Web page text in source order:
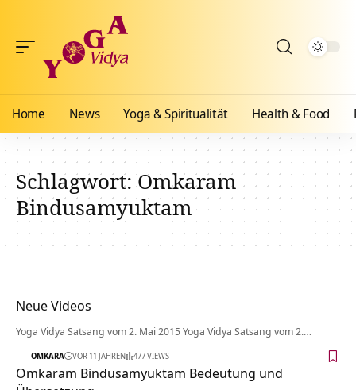
Home News Yoga & Spiritualität Health & Food
Schlagwort:Omkaram
Bindusamyuktam
Neue Videos
Yoga Vidya Satsang vom 2. Mai 2015 Yoga Vidya Satsang vom 2.…
OMKARA VOR 11 JAHREN 477 VIEWS
Omkaram Bindusamyuktam Bedeutung und